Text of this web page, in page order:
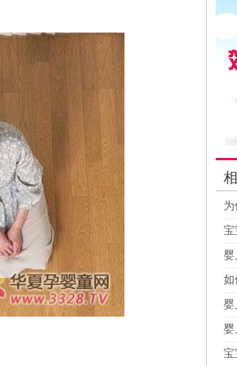
为
宝
婴
如
婴
婴
宝